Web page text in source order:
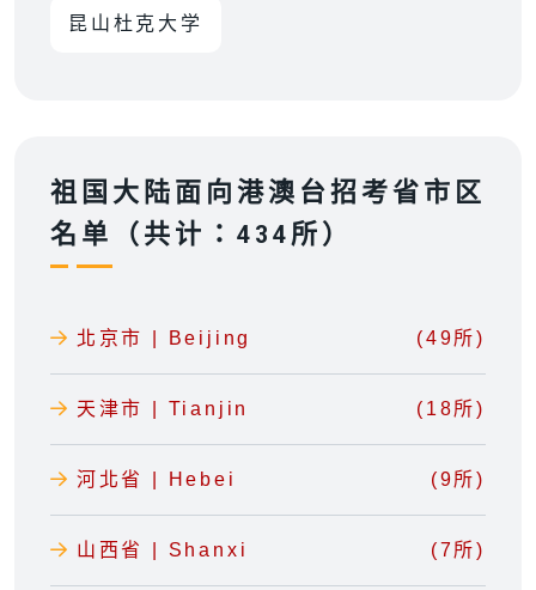
昆山杜克大学
祖国大陆面向港澳台招考省市区
名单（共计：434所）
北京市 | Beijing (49所)
天津市 | Tianjin (18所)
河北省 | Hebei (9所)
山西省 | Shanxi (7所)